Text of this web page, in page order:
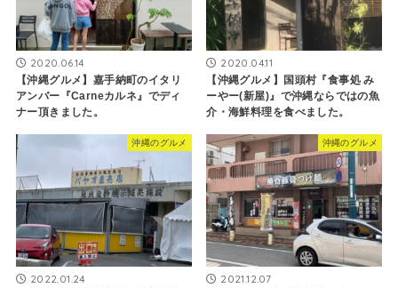
2020.06.14
【沖縄グルメ】嘉手納町のイタリ
アンバー『Carneカルネ』でディ
ナー頂きました。
2020.04.11
【沖縄グルメ】国頭村『食事処 み
ーやー(新屋)』で沖縄ならではの魚
介・海鮮料理を食べました。
沖縄のグルメ
2022.01.24
沖縄のグルメ
2021.12.07